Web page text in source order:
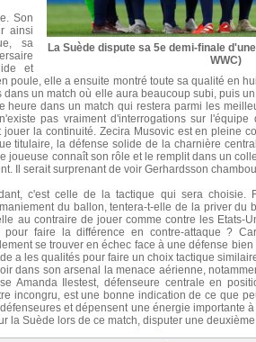
La Suède dispute sa 5e demi-finale
WWC)
Son
ainsi
sa
et
poule, elle a ensuite montré toute sa qualité en
un match où elle aura beaucoup subi, puis
heure dans un match qui restera parmi les
pas vraiment d'interrogations sur
jouer la continuité. Zecira Musovic est en pleine
titulaire, la défense solide de la charnière
joueuse connaît son rôle et le remplit dans un
Il serait surprenant de voir Gerhardsson
c'est celle de la tactique qui sera choisie.
du ballon, tentera-t-elle de la priver du
au contraire de jouer comme contre les Etats-
faire la différence en contre-attaque ?
se trouver en échec face à une défense
a les qualités pour faire un choix tactique
dans son arsenal la menace aérienne,
Amanda Ilestest, défenseure centrale en
incongru, est une bonne indication de ce que
et dépensent une énergie importante
la Suède lors de ce match, disputer une